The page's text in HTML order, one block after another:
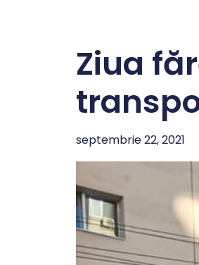
Ziua
septembrie 22, 2021